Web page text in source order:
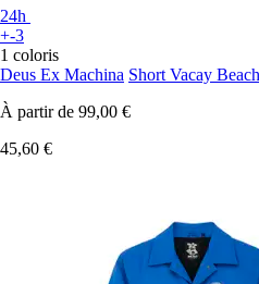
24h
+-3
1 coloris
Deus Ex Machina Short Vacay Beach
À partir de 99,00 €
45,60 €